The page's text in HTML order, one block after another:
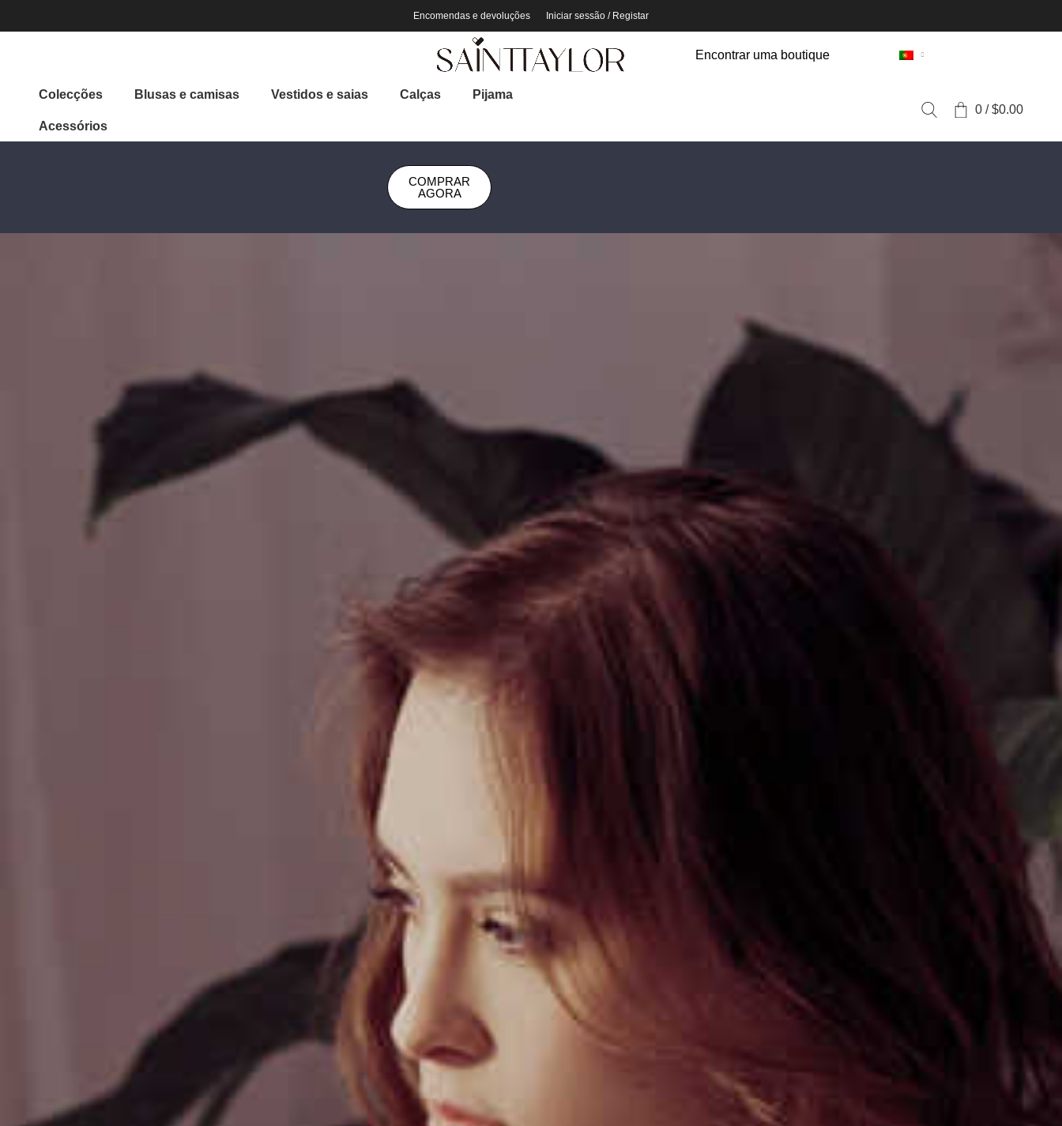
Encomendas e devoluções Iniciar sessão / Registar
Encontrar uma boutique
Colecções Blusas e camisas Vestidos e saias Calças Pijama
Acessórios
0/ $0.00
COMPRAR
AGORA